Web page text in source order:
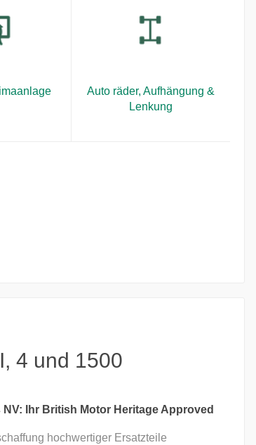
Auto räder, Aufhängung &
Lenkung
4 und 1500
Ihr British Motor Heritage Approved
hochwertiger Ersatzteile